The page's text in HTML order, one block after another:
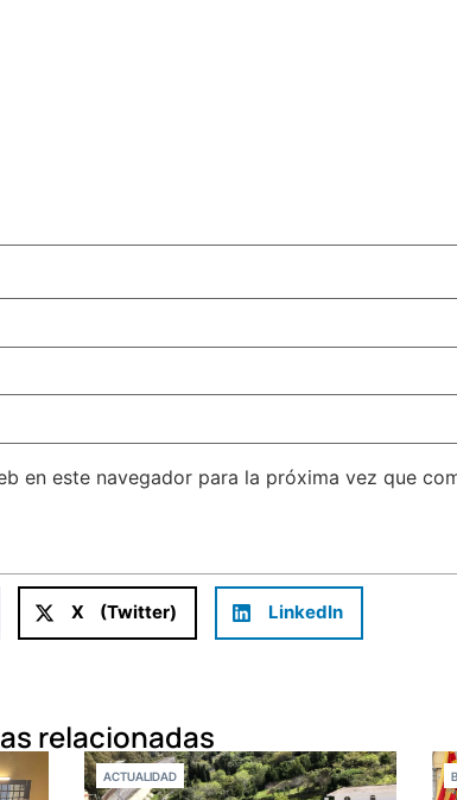
en este navegador para la próxima vez que
X (Twitter) LinkedIn
relacionadas
ACTUALIDAD